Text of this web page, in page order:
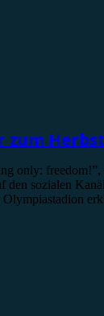
zum
only: freedom!”,
den sozialen
Olympiastadion